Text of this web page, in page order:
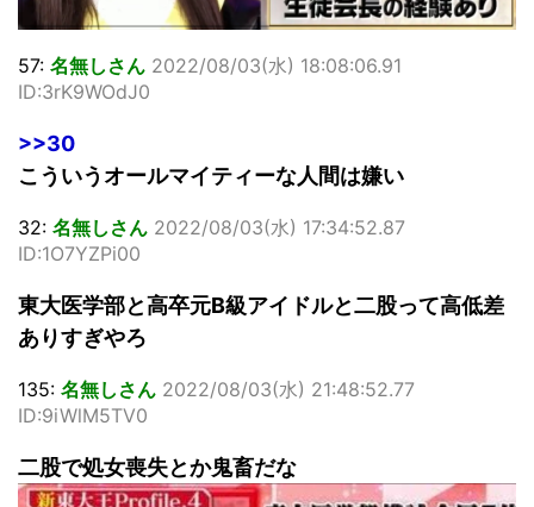
57: 名無しさん 2022/08/03(水) 18:08:06.91
ID:3rK9WOdJ0
>>30
こういうオールマイティーな人間は嫌い
32: 名無しさん 2022/08/03(水) 17:34:52.87
ID:1O7YZPi00
東大医学部と高卒元B級アイドルと二股って高低差
ありすぎやろ
135: 名無しさん 2022/08/03(水) 21:48:52.77
ID:9iWlM5TV0
二股で処女喪失とか鬼畜だな